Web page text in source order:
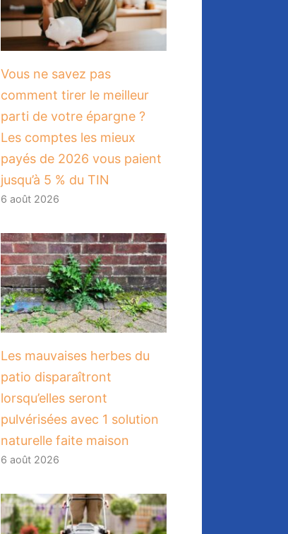
Vous ne savez pas
comment tirer le meilleur
parti de votre épargne ?
Les comptes les mieux
payés de 2026 vous paient
jusqu’à 5 % du TIN
6 août 2026
Les mauvaises herbes du
patio disparaîtront
lorsqu’elles seront
pulvérisées avec 1 solution
naturelle faite maison
6 août 2026